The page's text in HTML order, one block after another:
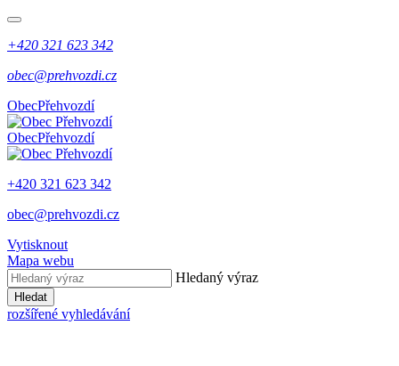
+420 321 623 342
obec@prehvozdi.cz
ObecPřehvozdí
ObecPřehvozdí
+420 321 623 342
obec@prehvozdi.cz
Vytisknout
Mapa webu
Hledaný výraz
Hledat
rozšířené vyhledávání